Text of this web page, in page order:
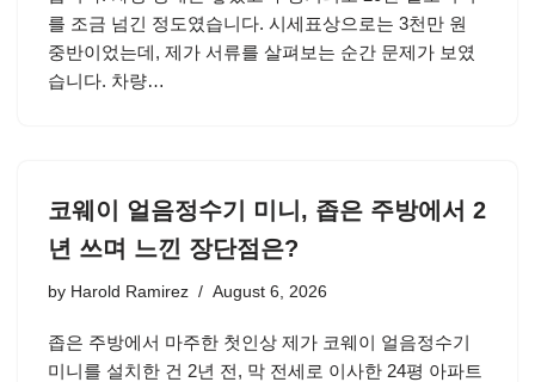
를 조금 넘긴 정도였습니다. 시세표상으로는 3천만 원
중반이었는데, 제가 서류를 살펴보는 순간 문제가 보였
습니다. 차량…
코웨이 얼음정수기 미니, 좁은 주방에서 2
년 쓰며 느낀 장단점은?
by Harold Ramirez August 6, 2026
좁은 주방에서 마주한 첫인상 제가 코웨이 얼음정수기
미니를 설치한 건 2년 전, 막 전세로 이사한 24평 아파트